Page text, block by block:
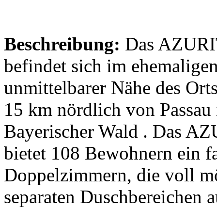
Beschreibung: Das
befindet sich im
unmittelbarer Nähe des
15 km nördlich von
Bayerischer Wald . Das
bietet 108 Bewohnern ein
Doppelzimmern, die voll
separaten Duschbereichen